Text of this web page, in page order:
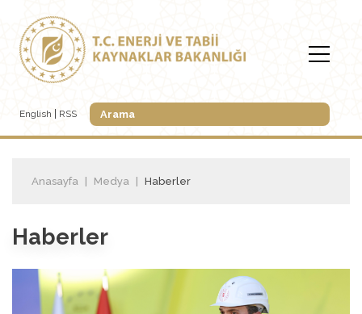
English RSS
Anasayfa Medya Haberler
Haberler